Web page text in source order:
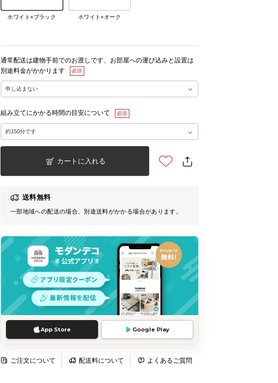
ホワイト×ブラック ホワイト×オーク
通常配送は建物手前でのお渡しです、お部屋への運び込みと設置は
別途料金がかかります
組み立てにかかる時間の目安について
カートに入れる
送料無料
一部地域への配送の場合、別途送料がかかる場合があります。
App Store Google Play
ご注文について 配送料について よくあるご質問